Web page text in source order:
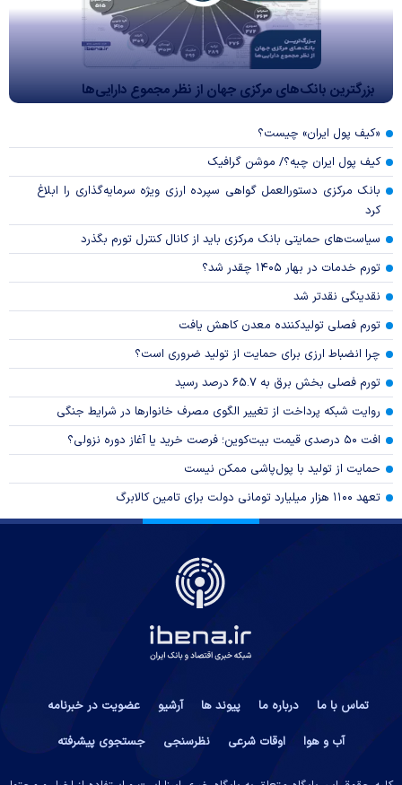
بزرگترین بانک‌های مرکزی جهان از نظر مجموع دارایی‌ها
«کیف پول ایران» چیست؟
کیف پول ایران چیه؟/ موشن گرافیک
بانک مرکزی دستورالعمل گواهی سپرده ارزی ویژه سرمایه‌گذاری را ابلاغ
کرد
سیاست‌های حمایتی بانک مرکزی باید از کانال کنترل تورم بگذرد
تورم خدمات در بهار ۱۴۰۵ چقدر شد؟
نقدینگی نقدتر شد
تورم فصلی تولیدکننده معدن کاهش یافت
چرا انضباط ارزی برای حمایت از تولید ضروری است؟
تورم فصلی بخش برق به ۶۵.۷ درصد رسید
روایت شبکه پرداخت از تغییر الگوی مصرف خانوار‌ها در شرایط جنگی
افت ۵۰ درصدی قیمت بیت‌کوین؛ فرصت خرید یا آغاز دوره نزولی؟
حمایت از تولید با پول‌پاشی ممکن نیست
تعهد ۱۱۰۰ هزار میلیارد تومانی دولت برای تامین کالابرگ
تماس با ما درباره ما پیوند ها آرشیو
عضویت در خبرنامه
آب و هوا
اوقات شرعی نظرسنجی جستجوی پیشرفته